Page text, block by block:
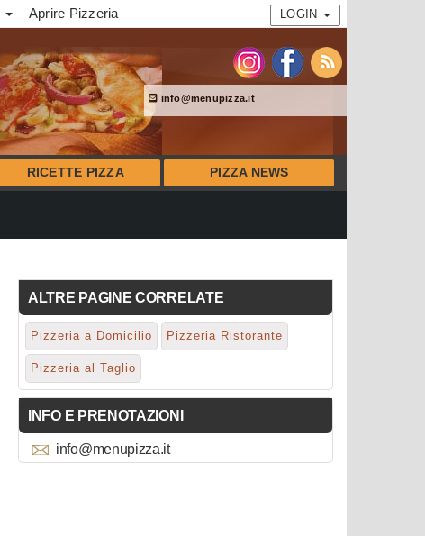
Aprire Pizzeria LOGIN
info@menupizza.it
RICETTE PIZZA PIZZA NEWS
ALTRE PAGINE CORRELATE
Pizzeria a Domicilio Pizzeria Ristorante
Pizzeria al Taglio
INFO E PRENOTAZIONI
info@menupizza.it